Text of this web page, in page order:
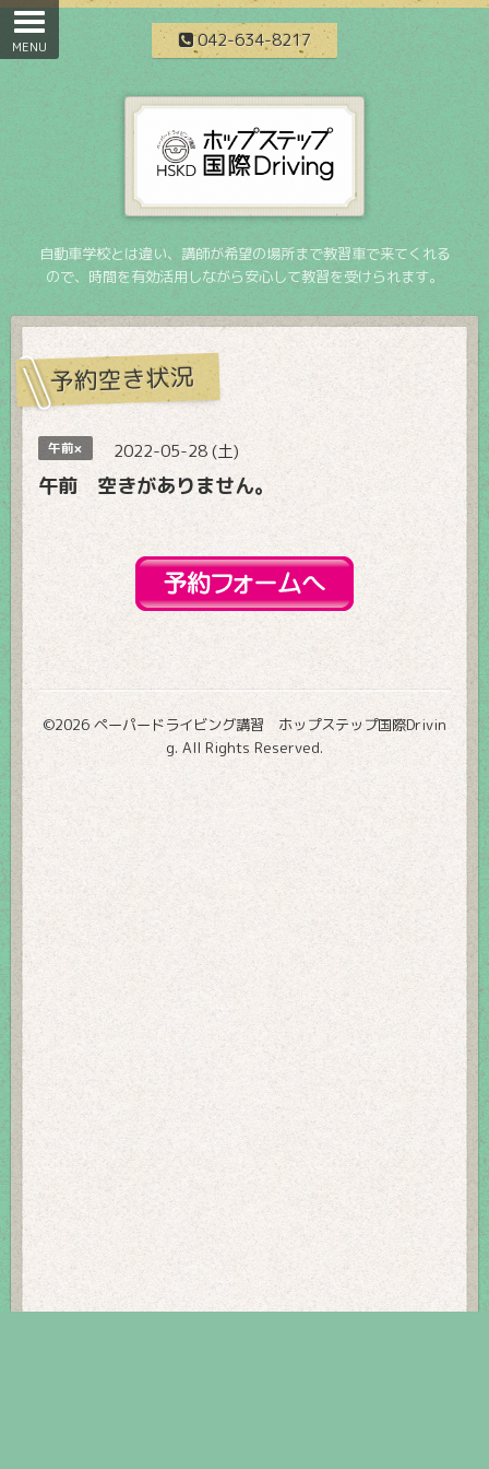
042-634-8217
自動車学校とは違い、講師が希望の場所まで教習車で来てくれる
ので、時間を有効活用しながら安心して教習を受けられます。
予約空き状況
午前× 2022-05-28 (土)
午前 空きがありません。
©2026 ペーパードライビング講習 ホップステップ国際Drivin
g. All Rights Reserved.